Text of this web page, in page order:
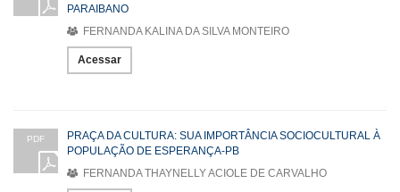
PARAIBANO
FERNANDA KALINA DA SILVA MONTEIRO
Acessar
PDF
PRAÇA DA CULTURA: SUA IMPORTÂNCIA SOCIOCULTURAL À
POPULAÇÃO DE ESPERANÇA-PB
FERNANDA THAYNELLY ACIOLE DE CARVALHO